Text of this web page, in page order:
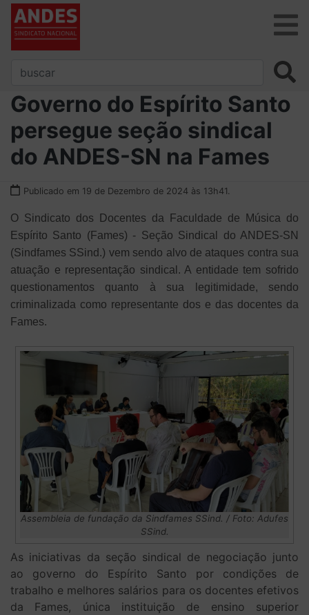
Governo do Espírito Santo
persegue seção sindical
do ANDES-SN na Fames
Publicado em 19 de Dezembro de 2024 às 13h41.
O Sindicato dos Docentes da Faculdade de Música do
Espírito Santo (Fames) - Seção Sindical do ANDES-SN
(Sindfames SSind.) vem sendo alvo de ataques contra sua
atuação e representação sindical. A entidade tem sofrido
questionamentos quanto à sua legitimidade, sendo
criminalizada como representante dos e das docentes da
Fames.
Assembleia de fundação da Sindfames SSind. / Foto: Adufes
SSind.
As iniciativas da seção sindical de negociação junto
ao governo do Espírito Santo por condições de
trabalho e melhores salários para os docentes efetivos
da Fames, única instituição de ensino superior